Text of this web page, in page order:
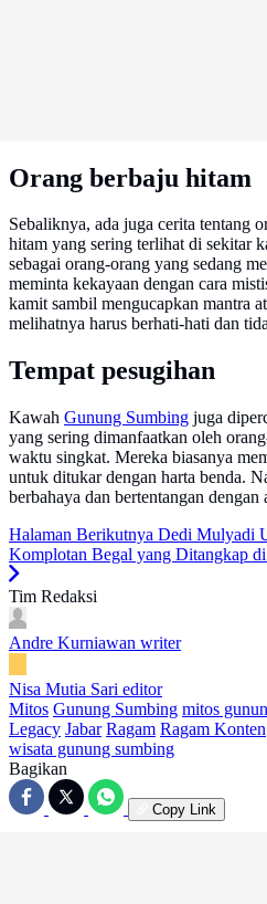
Orang berbaju hitam
Sebaliknya, ada juga cerita tentang
hitam yang sering terlihat di sekitar
sebagai orang-orang yang sedang
meminta kekayaan dengan cara
kamit sambil mengucapkan mantra
melihatnya harus berhati-hati dan
Tempat pesugihan
Kawah Gunung Sumbing juga
yang sering dimanfaatkan oleh
waktu singkat. Mereka biasanya
untuk ditukar dengan harta benda.
berbahaya dan bertentangan dengan
Halaman Berikutnya Dedi Mulyadi
Komplotan Begal yang Ditangkap di
Tim Redaksi
Andre Kurniawan writer
Nisa Mutia Sari editor
Mitos Gunung Sumbing mitos
Legacy Jabar Ragam Ragam Konten
wisata gunung sumbing
Bagikan
Copy Link